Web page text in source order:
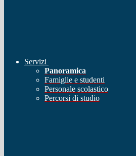
Servizi
Panoramica
Famiglie e studenti
Personale scolastico
Percorsi di studio